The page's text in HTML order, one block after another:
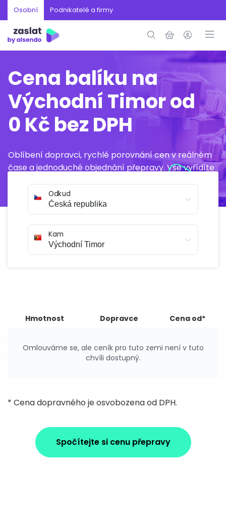
Osobní Podnikatelé a firmy
Cena balíku na
Východní Timor od
0 Kč bez DPH
Oblíbení dopravci, rychlé porovnání cen v reálném
čase a jednoduché objednání přepravy. Vše vyřídíte
Odkud
Kam
Hmotnost Dopravce Cena od*
Omlouváme se, ale ceník pro tuto zemi není v tuto
chvíli dostupný.
* Cena dopravného je osvobozena od DPH.
Spočítejte si cenu přepravy